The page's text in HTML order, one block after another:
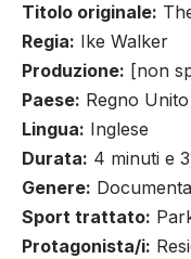
Titolo originale:
Regia: Ike Walker
Produzione: [non
Paese: Regno Unito
Lingua: Inglese
Durata: 4 minuti e
Genere:
Sport trattato:
Protagonista/i: